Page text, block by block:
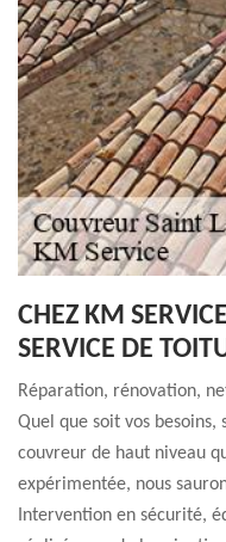
CHEZ KM
SERVICE DE
Réparation, rénovation,
Quel que soit vos besoins,
couvreur de haut niveau
expérimentée, nous
Intervention en sécurité,